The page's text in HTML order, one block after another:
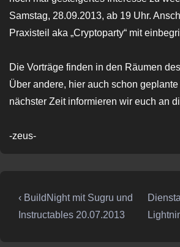
Samstag, 28.09.2013, ab 19 Uhr.
Praxisteil aka „Cryptoparty“ mit
Die Vorträge finden in den Räumen
Über andere, hier auch schon geplante
nächster Zeit informieren wir euch an
-zeus-
Beitragsnavigation
Vorheriger
Beitrag
‹ BuildNight mit Sugru und
Instructables 20.07.2013
Beitrag